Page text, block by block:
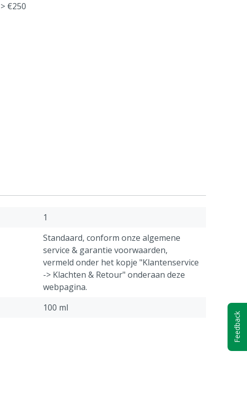
€250
1
Standaard, conform onze algemene
service & garantie voorwaarden,
vermeld onder het kopje "Klantenservice
-> Klachten & Retour" onderaan deze
webpagina.
100 ml
Feedback